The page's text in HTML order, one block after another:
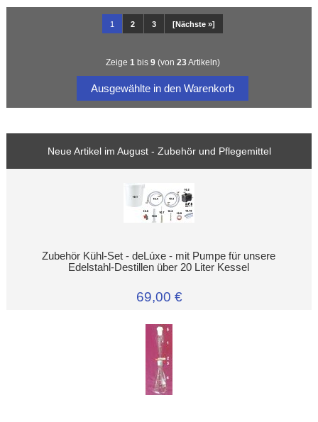
1 2 3 [Nächste »]
Zeige 1 bis 9(von 23Artikeln)
Neue Artikel im August - Zubehör und Pflegemittel
Zubehör Kühl-Set - deLúxe - mit Pumpe für unsere
Edelstahl-Destillen über 20 Liter Kessel
69,00 €